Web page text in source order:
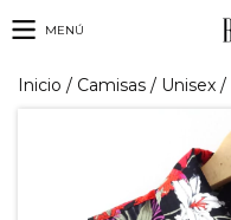
MENÚ
Inicio / Camisas / Unisex /